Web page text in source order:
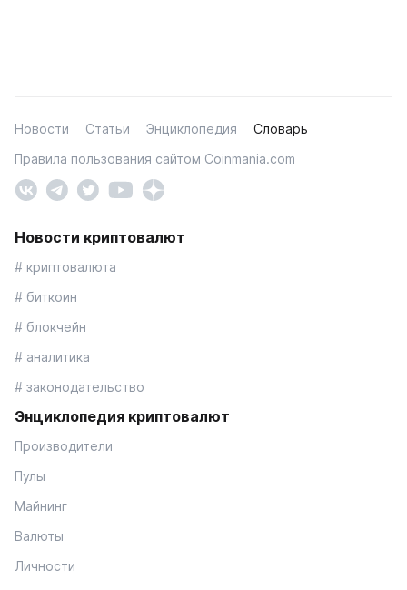
Новости Статьи Энциклопедия
Словарь
Правила пользования сайтом Coinmania.com
Новости криптовалют
# криптовалюта
# биткоин
# блокчейн
# аналитика
# законодательство
Энциклопедия криптовалют
Производители
Пулы
Майнинг
Валюты
Личности